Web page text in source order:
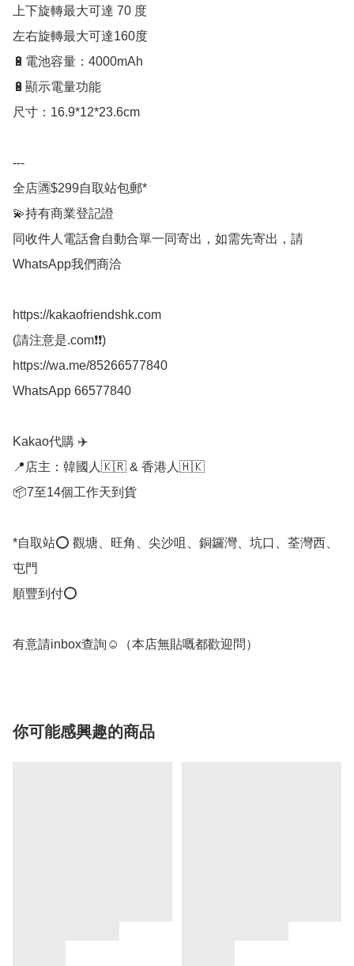
上下旋轉最大可達 70 度
左右旋轉最大可達160度
🔋電池容量：4000mAh
🔋顯示電量功能
尺寸：16.9*12*23.6cm
---
全店🈵$299自取站包郵*
💫持有商業登記證
同收件人電話會自動合單一同寄出，如需先寄出，請
WhatsApp我們商洽
https://kakaofriendshk.com
(請注意是.com❗❗)
https://wa.me/85266577840
WhatsApp 66577840
Kakao代購 ✈️
📍店主：韓國人🇰🇷 & 香港人🇭🇰
📦7至14個工作天到貨
*自取站⭕ 觀塘、旺角、尖沙咀、銅鑼灣、坑口、荃灣西、
屯門
順豐到付⭕
有意請inbox查詢☺️（本店無貼嘅都歡迎問）
你可能感興趣的商品